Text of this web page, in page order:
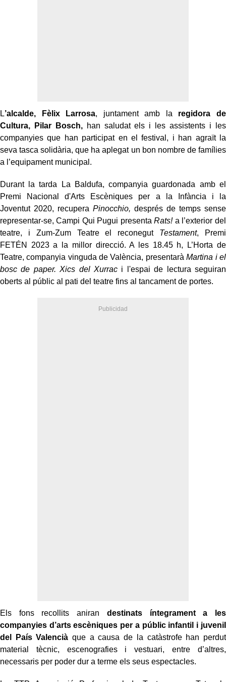
L’alcalde, Fèlix Larrosa, juntament amb la regidora de
Cultura, Pilar Bosch,han saludat els i les assistents i les
companyies que han participat en el festival, i han agraït la
seva tasca solidària, que ha aplegat un bon nombre de famílies
a l’equipament municipal.
Durant la tarda La Baldufa, companyia guardonada amb el
Premi Nacional d'Arts Escèniques per a la Infància i la
Joventut 2020, recupera Pinocchio, després de temps sense
representar-se, Campi Qui Pugui presentaRats! a l’exterior del
teatre, i Zum-Zum Teatre el reconegut Testament, Premi
FETÉN 2023 a la millor direcció. A les 18.45 h, L’Horta de
Teatre, companyia vinguda de València, presentaràMartina i el
bosc de paper. Xics del Xurrac i l'espai de lectura seguiran
oberts al públic al pati del teatre fins al tancament de portes.
Els fons recollits aniran destinats íntegrament a les
companyies d’arts escèniques per a públic infantil i juvenil
del País Valencià que a causa de la catàstrofe han perdut
material tècnic, escenografies i vestuari, entre d’altres,
necessaris per poder dur a terme els seus espectacles.